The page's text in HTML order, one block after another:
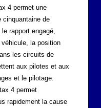
4 permet une
cinquantaine de
rapport engagé,
véhicule, la position
les circuits de
aux pilotes et aux
et le pilotage.
4 permet
rapidement la cause